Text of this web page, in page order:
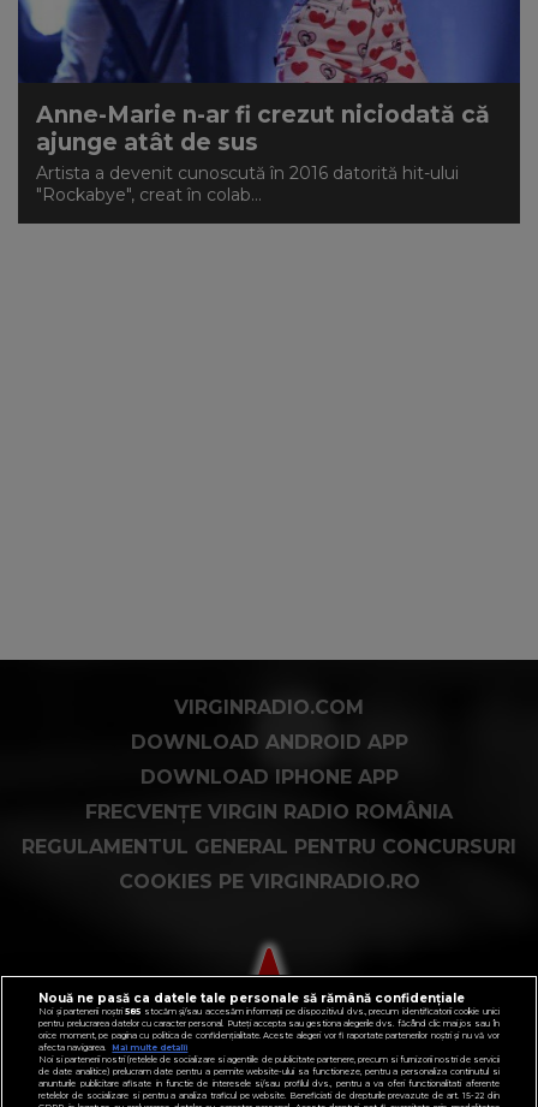
Anne-Marie n-ar fi crezut niciodată că
ajunge atât de sus
Artista a devenit cunoscută în 2016 datorită hit-ului
"Rockabye", creat în colab...
VIRGINRADIO.COM
DOWNLOAD ANDROID APP
DOWNLOAD IPHONE APP
FRECVENȚE VIRGIN RADIO ROMÂNIA
REGULAMENTUL GENERAL PENTRU CONCURSURI
COOKIES PE VIRGINRADIO.RO
Nouă ne pasă ca datele tale personale să rămână confidențiale
Noi și partenerii noștri585 stocăm și/sau accesăm informații pe dispozitivul dvs., precum identificatorii cookie unici
pentru prelucrarea datelor cu caracter personal. Puteți accepta sau gestiona alegerile dvs. făcând clic mai jos sau în
orice moment, pe pagina cu politica de confidențialitate. Aceste alegeri vor fi raportate partenerilor noștri și nu vă vor
afecta navigarea.
Mai multe detalii
Noi si partenerii nostri (retelele de socializare si agentiile de publicitate partenere, precum si furnizorii nostri de servicii
de date analitice) prelucram date pentru a permite website-ului sa functioneze, pentru a personaliza continutul si
anunturile publicitare afisate in functie de interesele si/sau profilul dvs., pentru a va oferi functionalitati aferente
retelelor de socializare si pentru a analiza traficul pe website. Beneficiati de drepturile prevazute de art. 15-22 din